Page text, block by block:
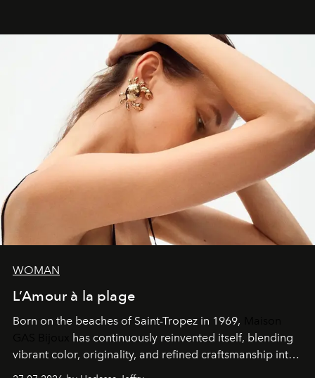
WOMAN
L’Amour à la plage
Born on the beaches of Saint-Tropez in 1969,
has continuously reinvented itself, blending
vibrant color, originality, and refined craftsmanship into
every creation.